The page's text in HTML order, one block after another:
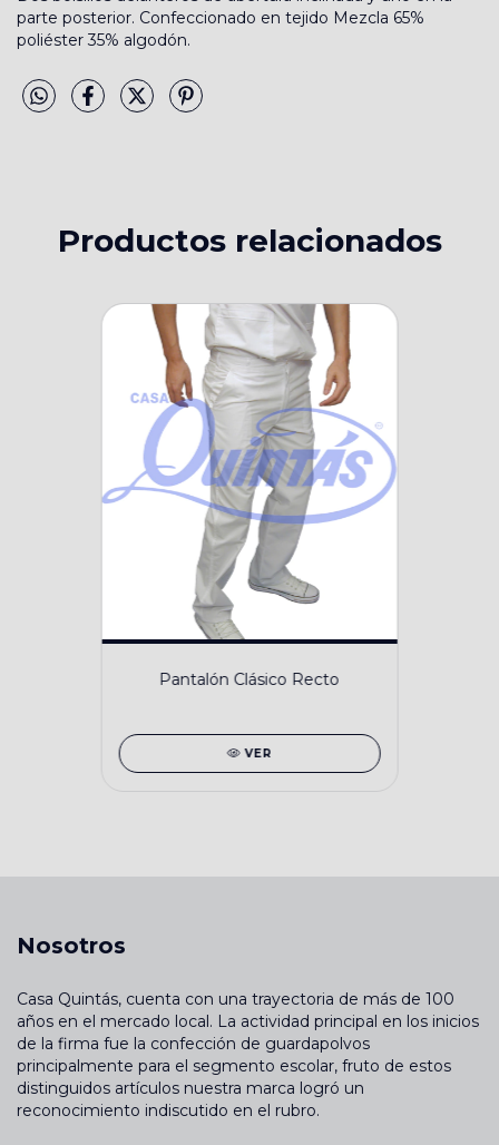
parte posterior. Confeccionado en tejido Mezcla 65%
poliéster 35% algodón.
Productos relacionados
Pantalón Clásico Recto
VER
Nosotros
Casa Quintás, cuenta con una trayectoria de más de 100
años en el mercado local. La actividad principal en los inicios
de la firma fue la confección de guardapolvos
principalmente para el segmento escolar, fruto de estos
distinguidos artículos nuestra marca logró un
reconocimiento indiscutido en el rubro.